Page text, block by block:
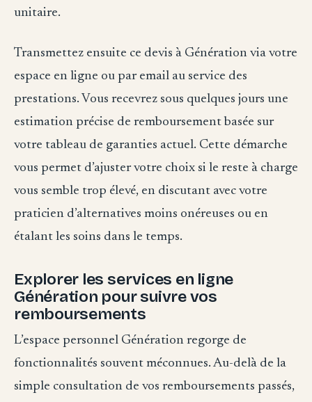
unitaire.
Transmettez ensuite ce devis à Génération via votre
espace en ligne ou par email au service des
prestations. Vous recevrez sous quelques jours une
estimation précise de remboursement basée sur
votre tableau de garanties actuel. Cette démarche
vous permet d’ajuster votre choix si le reste à charge
vous semble trop élevé, en discutant avec votre
praticien d’alternatives moins onéreuses ou en
étalant les soins dans le temps.
Explorer les services en ligne
Génération pour suivre vos
remboursements
L’espace personnel Génération regorge de
fonctionnalités souvent méconnues. Au-delà de la
simple consultation de vos remboursements passés,